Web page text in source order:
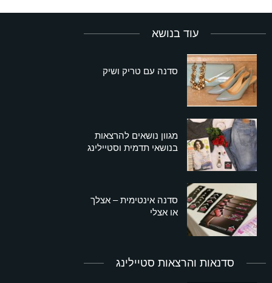
עוד בנושא
סדנה עם טריק ושיק
מגוון נושאים להרצאות
בנושאי תדמית וסטיילינג
סדנה אינטימית – אצלך
או אצלי
סדנאות והרצאות סטיילינג